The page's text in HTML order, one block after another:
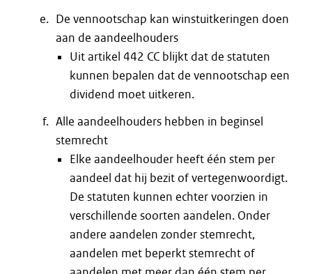
De vennootschap kan winstuitkeringen doen
aan de aandeelhouders
Uit artikel 442 CC blijkt dat de statuten
kunnen bepalen dat de vennootschap een
dividend moet uitkeren.
Alle aandeelhouders hebben in beginsel
stemrecht
Elke aandeelhouder heeft één stem per
aandeel dat hij bezit of vertegenwoordigt.
De statuten kunnen echter voorzien in
verschillende soorten aandelen. Onder
andere aandelen zonder stemrecht,
aandelen met beperkt stemrecht of